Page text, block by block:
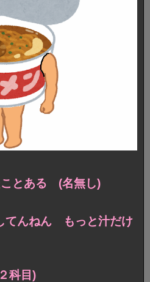
ことある (名無し)
てんねん もっと汁だけ
科目)